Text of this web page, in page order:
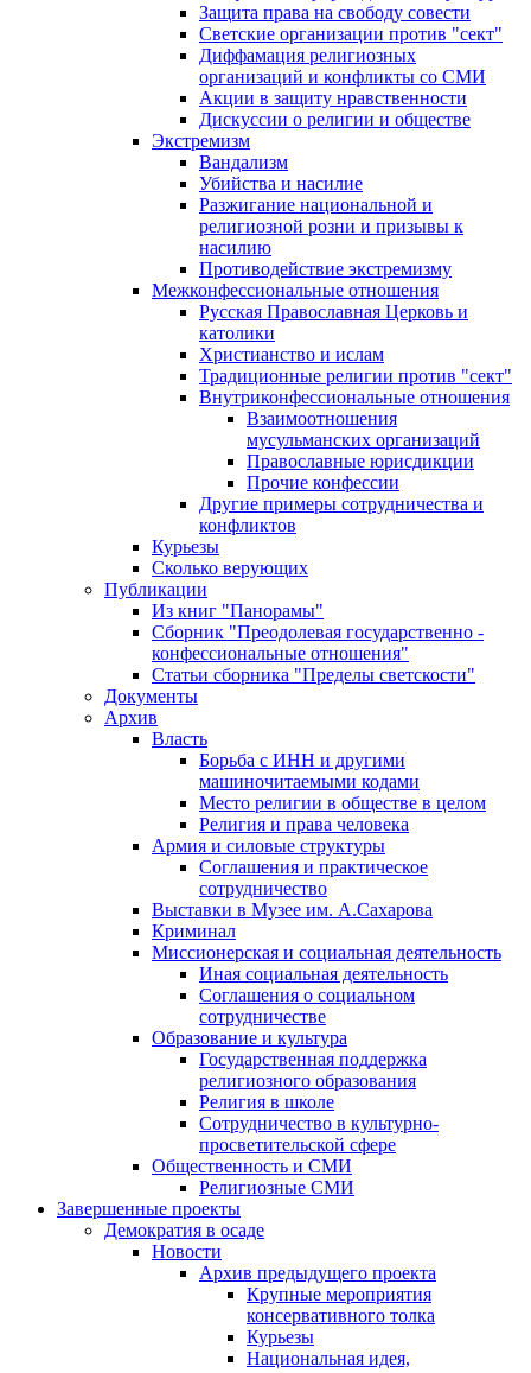
Защита права на свободу совести
Светские организации против "сект"
Диффамация религиозных
организаций и конфликты со СМИ
Акции в защиту нравственности
Дискуссии о религии и обществе
Экстремизм
Вандализм
Убийства и насилие
Разжигание национальной и
религиозной розни и призывы к
насилию
Противодействие экстремизму
Межконфессиональные отношения
Русская Православная Церковь и
католики
Христианство и ислам
Традиционные религии против "сект"
Внутриконфессиональные отношения
Взаимоотношения
мусульманских организаций
Православные юрисдикции
Прочие конфессии
Другие примеры сотрудничества и
конфликтов
Курьезы
Сколько верующих
Публикации
Из книг "Панорамы"
Сборник "Преодолевая государственно -
конфессиональные отношения"
Статьи сборника "Пределы светскости"
Документы
Архив
Власть
Борьба с ИНН и другими
машиночитаемыми кодами
Место религии в обществе в целом
Религия и права человека
Армия и силовые структуры
Соглашения и практическое
сотрудничество
Выставки в Музее им. А.Сахарова
Криминал
Миссионерская и социальная деятельность
Иная социальная деятельность
Соглашения о социальном
сотрудничестве
Образование и культура
Государственная поддержка
религиозного образования
Религия в школе
Сотрудничество в культурно-
просветительской сфере
Общественность и СМИ
Религиозные СМИ
Завершенные проекты
Демократия в осаде
Новости
Архив предыдущего проекта
Крупные мероприятия
консервативного толка
Курьезы
Национальная идея,